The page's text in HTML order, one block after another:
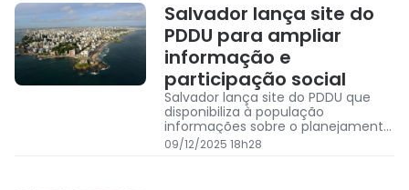
Salvador lança site do
PDDU para ampliar
informação e
participação social
Salvador lança site do PDDU que
disponibiliza à população
informações sobre o planejamento
urbano do município e ampla
participação social; confira
09/12/2025 18h28